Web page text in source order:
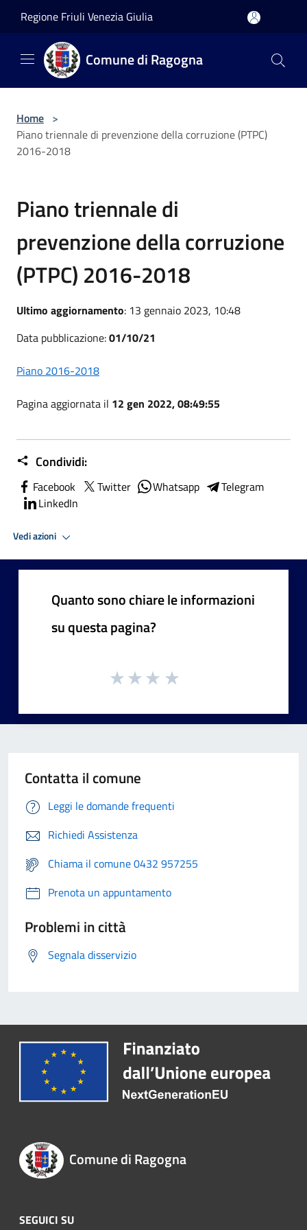
Regione Friuli Venezia Giulia
Comune di Ragogna
Home >
Piano triennale di prevenzione della corruzione (PTPC)
2016-2018
Piano triennale di
prevenzione della corruzione
(PTPC) 2016-2018
Ultimo aggiornamento: 13 gennaio 2023, 10:48
Data pubblicazione:01/10/21
Piano 2016-2018
Pagina aggiornata il 12 gen 2022, 08:49:55
Condividi:
Facebook Twitter Whatsapp
Telegram
LinkedIn
Vedi azioni
Quanto sono chiare le informazioni
su questa pagina?
Contatta il comune
Leggi le domande frequenti
Richiedi Assistenza
Chiama il comune 0432 957255
Prenota un appuntamento
Problemi in città
Segnala disservizio
Comune di Ragogna
SEGUICI SU